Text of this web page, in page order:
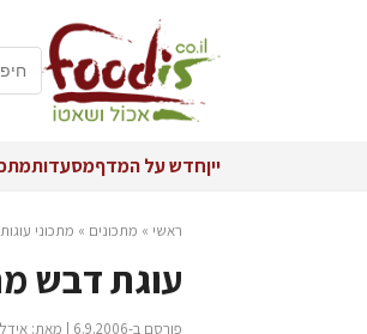
ייןחדש על המדףמסעדות
ראשי » מתכונים » מתכוני עוגות
עוגת דבש
פורסם ב-6.9.2006 | מאת: